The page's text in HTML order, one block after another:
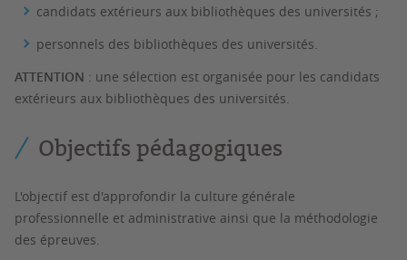
candidats extérieurs aux bibliothèques des universités ;
personnels des bibliothèques des universités.
ATTENTION : une sélection est organisée pour les candidats
extérieurs aux bibliothèques des universités.
Objectifs pédagogiques
L'objectif est d'approfondir la culture générale
professionnelle et administrative ainsi que la méthodologie
des épreuves.